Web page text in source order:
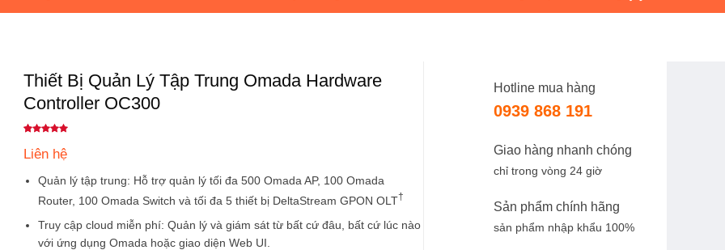
Hotline mua hàng
0939 868 191
Giao hàng nhanh chóng
chỉ trong vòng 24 giờ
Sản phẩm chính hãng
sản phẩm nhập khẩu 100%
Thiết Bị Quản Lý Tập Trung Omada Hardware
Controller OC300
dựa trên
đánh giá
Liên hệ
Quản lý tập trung: Hỗ trợ quản lý tối đa 500 Omada AP, 100 Omada
Router, 100 Omada Switch và tối đa 5 thiết bị DeltaStream GPON OLT†
Truy cập cloud miễn phí: Quản lý và giám sát từ bất cứ đâu, bất cứ lúc nào
với ứng dụng Omada hoặc giao diện Web UI.